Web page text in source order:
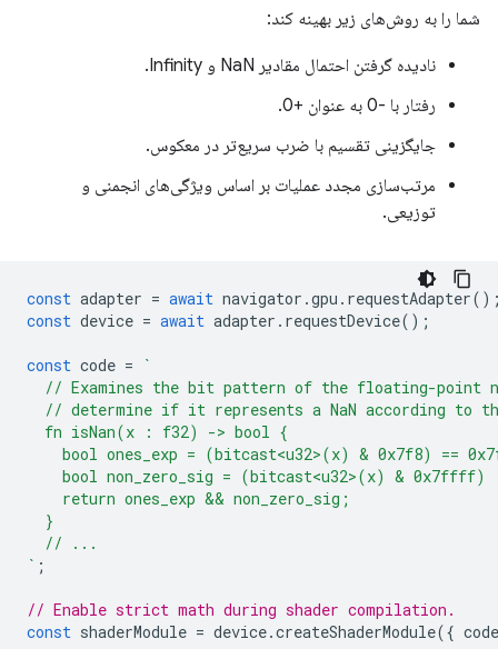
شما را به روش‌های زیر بهینه کند:
نادیده گرفتن احتمال مقادیر NaN و Infinity.
رفتار با -0 به عنوان +0.
جایگزینی تقسیم با ضرب سریع‌تر در معکوس.
مرتب‌سازی مجدد عملیات بر اساس ویژگی‌های انجمنی و
توزیعی.
const adapter = await navigator .gpu . requestAdapter
const device = await adapter . requestDevice();
const code =
`
// Examines the bit pattern of the floating-point
// determine if it represents a NaN according to
  fn isNan(x : f32) -> bool {
bool ones_exp = (bitcast<u32>(x) & 0x7f8) ==
bool non_zero_sig = (bitcast<u32>(x) & 0x7ffff)
    return ones_exp && non_zero_sig;
  }
  // ...
` ;
// Enable strict math during shader compilation.
const shaderModule = device.createShaderModule({ code